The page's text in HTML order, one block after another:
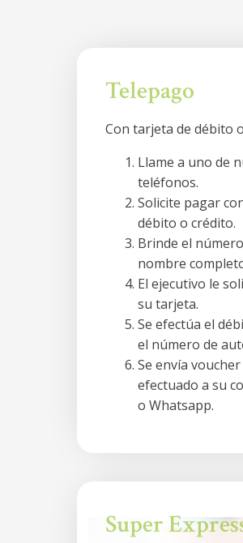
Telepago
Con tarjeta de débito
Llame a uno de
teléfonos.
Solicite pagar
débito o crédito.
Brinde el
nombre
El ejecutivo le
su tarjeta.
Se efectúa el
el número de
Se envía
efectuado a su
o Whatsapp.
Super